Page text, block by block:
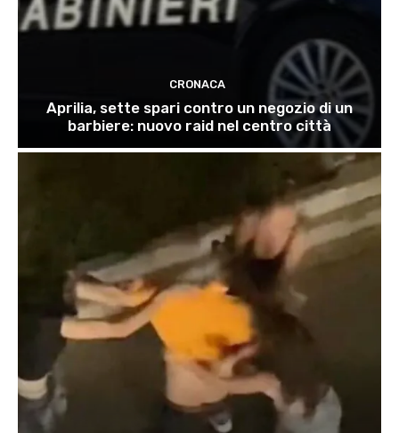
CRONACA
Aprilia, sette spari contro un negozio di un
barbiere: nuovo raid nel centro città